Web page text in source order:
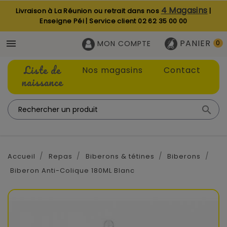
Livraison à La Réunion ou retrait dans nos 4 Magasins |
Enseigne Péi | Service client02 62 35 00 00
 PANIER 0
MON COMPTE
Liste de
naissance
Nos magasins Contact

Accueil Repas Biberons & tétines
Biberons
Biberon Anti-Colique 180ML Blanc